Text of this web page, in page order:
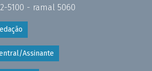
5100 - ramal 5060
Assinante